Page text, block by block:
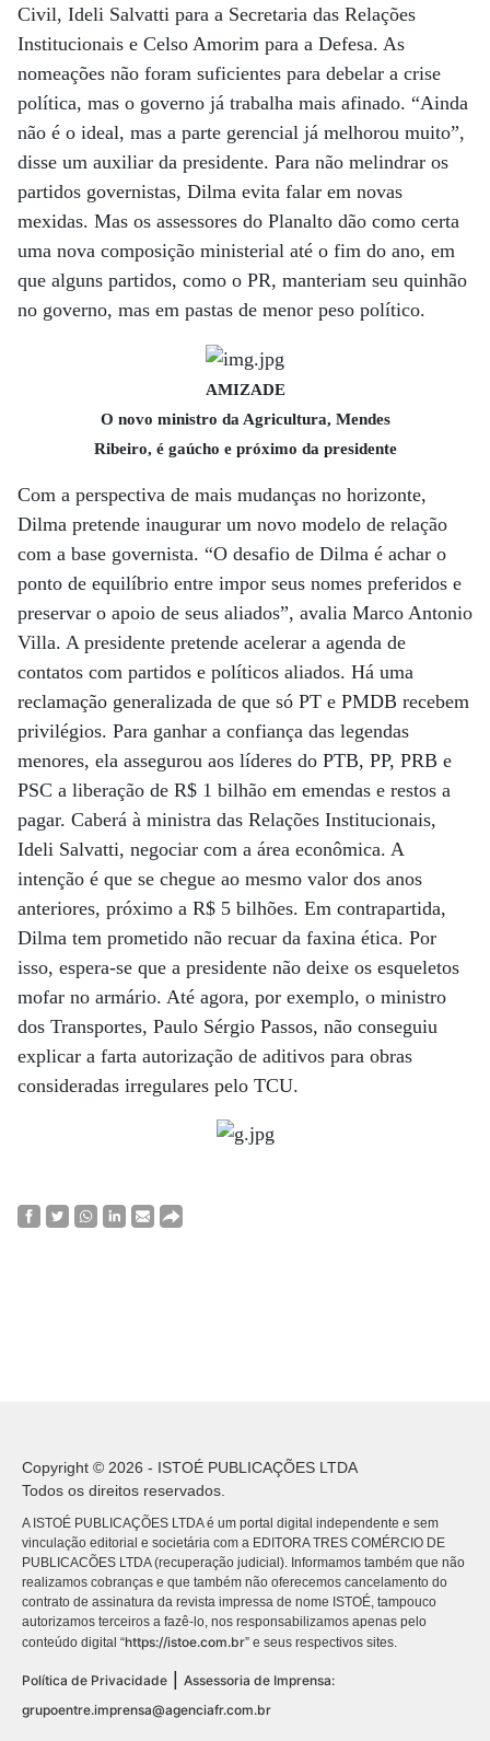
Civil, Ideli Salvatti para a Secretaria das Relações
Institucionais e Celso Amorim para a Defesa. As
nomeações não foram suficientes para debelar a crise
política, mas o governo já trabalha mais afinado. “Ainda
não é o ideal, mas a parte gerencial já melhorou muito”,
disse um auxiliar da presidente. Para não melindrar os
partidos governistas, Dilma evita falar em novas
mexidas. Mas os assessores do Planalto dão como certa
uma nova composição ministerial até o fim do ano, em
que alguns partidos, como o PR, manteriam seu quinhão
no governo, mas em pastas de menor peso político.
AMIZADE
O novo ministro da Agricultura, Mendes
Ribeiro, é gaúcho e próximo da presidente
Com a perspectiva de mais mudanças no horizonte,
Dilma pretende inaugurar um novo modelo de relação
com a base governista. “O desafio de Dilma é achar o
ponto de equilíbrio entre impor seus nomes preferidos e
preservar o apoio de seus aliados”, avalia Marco Antonio
Villa. A presidente pretende acelerar a agenda de
contatos com partidos e políticos aliados. Há uma
reclamação generalizada de que só PT e PMDB recebem
privilégios. Para ganhar a confiança das legendas
menores, ela assegurou aos líderes do PTB, PP, PRB e
PSC a liberação de R$ 1 bilhão em emendas e restos a
pagar. Caberá à ministra das Relações Institucionais,
Ideli Salvatti, negociar com a área econômica. A
intenção é que se chegue ao mesmo valor dos anos
anteriores, próximo a R$ 5 bilhões. Em contrapartida,
Dilma tem prometido não recuar da faxina ética. Por
isso, espera-se que a presidente não deixe os esqueletos
mofar no armário. Até agora, por exemplo, o ministro
dos Transportes, Paulo Sérgio Passos, não conseguiu
explicar a farta autorização de aditivos para obras
consideradas irregulares pelo TCU.
Copyright © 2026 - ISTOÉ PUBLICAÇÕES LTDA
Todos os direitos reservados.
A ISTOÉ PUBLICAÇÕES LTDA é um portal digital independente e sem
vinculação editorial e societária com a EDITORA TRES COMÉRCIO DE
PUBLICACÕES LTDA (recuperação judicial). Informamos também que não
realizamos cobranças e que também não oferecemos cancelamento do
contrato de assinatura da revista impressa de nome ISTOÉ, tampouco
autorizamos terceiros a fazê-lo, nos responsabilizamos apenas pelo
conteúdo digital “https://istoe.com.br” e seus respectivos sites.
Política de Privacidade
Assessoria de Imprensa:
grupoentre.imprensa@agenciafr.com.br